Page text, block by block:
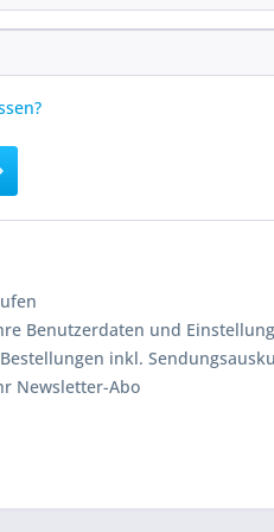
Benutzerdaten und
inkl.
Newsletter-Abo